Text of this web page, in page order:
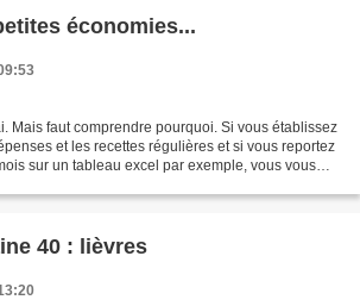
économies...
Mais faut comprendre pourquoi. Si vous établissez
et les recettes régulières et si vous reportez
sur un tableau excel par exemple, vous vous
40 : lièvres